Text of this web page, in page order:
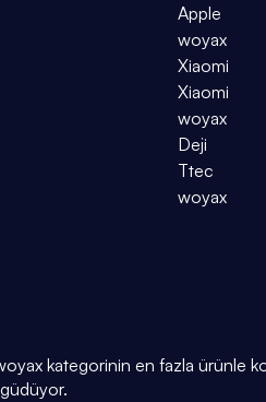
Apple
woyax
Xiaomi
Xiaomi
woyax
Deji
Ttec
woyax
kategorinin en fazla ürünle